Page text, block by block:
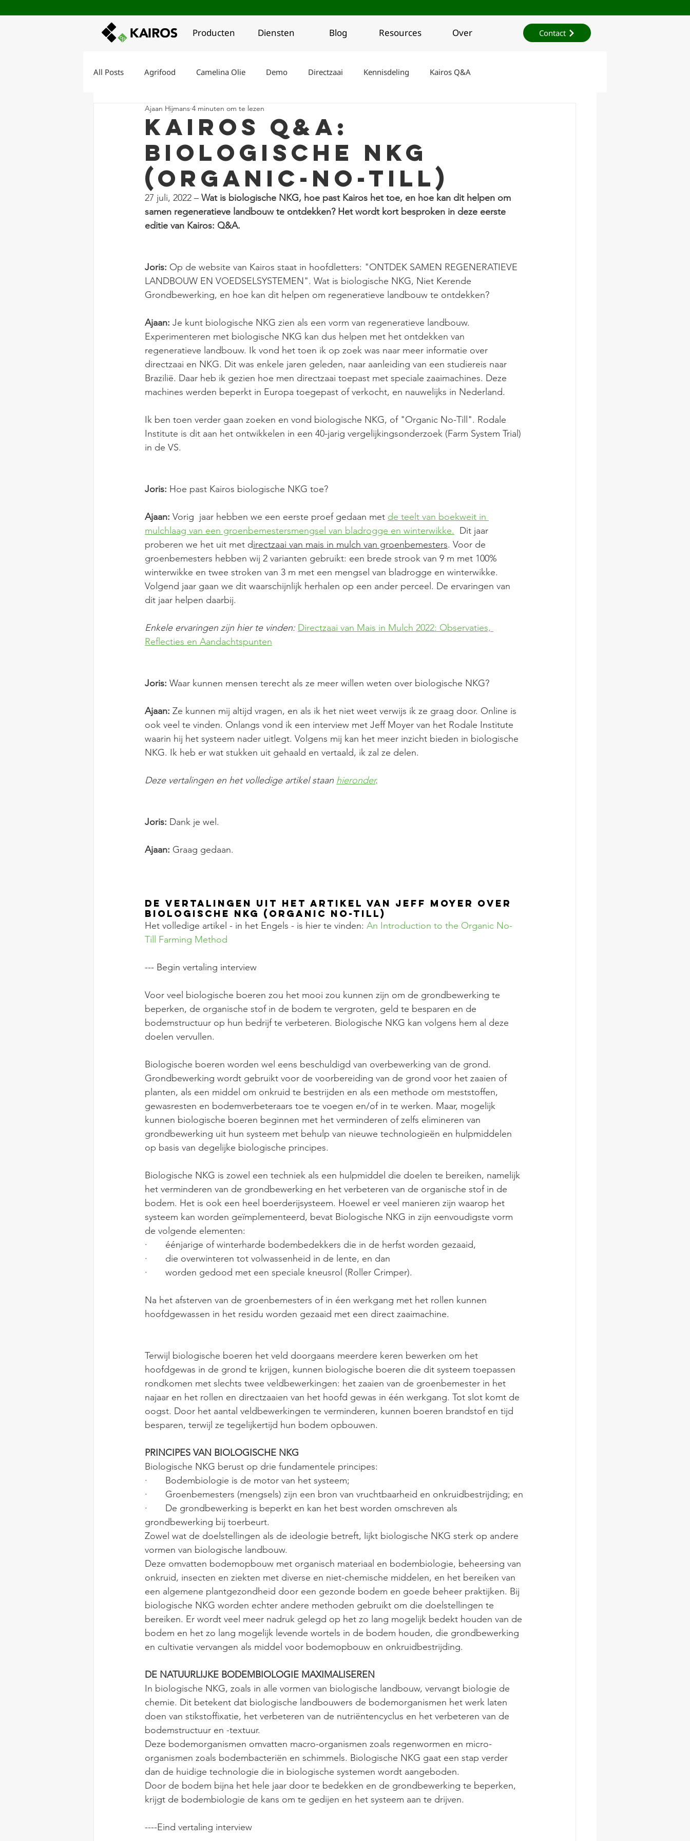
Producten Diensten Blog Resources Over Contact
All Posts Agrifood Camelina Olie Demo Directzaai Kennisdeling Kairos Q&A
Kairos Regeneratief Akkerland Kairos People
Korte keten ontwikkeling Voeding Landbouw
Kairos Q&A:
biologische NKG
(Organic-no-till)
Ajaan Hijmans 4 minuten om te lezen
27 juli, 2022 – Wat is biologische NKG, hoe past Kairos het toe, en hoe kan dit helpen om
samen regeneratieve landbouw te ontdekken? Het wordt kort besproken in deze eerste
editie van Kairos: Q&A.
Joris: Op de website van Kairos staat in hoofdletters: "ONTDEK SAMEN REGENERATIEVE
LANDBOUW EN VOEDSELSYSTEMEN". Wat is biologische NKG, Niet Kerende
Grondbewerking, en hoe kan dit helpen om regeneratieve landbouw te ontdekken?
Ajaan: Je kunt biologische NKG zien als een vorm van regeneratieve landbouw.
Experimenteren met biologische NKG kan dus helpen met het ontdekken van
regeneratieve landbouw. Ik vond het toen ik op zoek was naar meer informatie over
directzaai en NKG. Dit was enkele jaren geleden, naar aanleiding van een studiereis naar
Brazilië. Daar heb ik gezien hoe men directzaai toepast met speciale zaaimachines. Deze
machines werden beperkt in Europa toegepast of verkocht, en nauwelijks in Nederland.
Ik ben toen verder gaan zoeken en vond biologische NKG, of "Organic No-Till". Rodale
Institute is dit aan het ontwikkelen in een 40-jarig vergelijkingsonderzoek (Farm System Trial)
in de VS.
Joris: Hoe past Kairos biologische NKG toe?
Ajaan: Vorig  jaar hebben we een eerste proef gedaan met de teelt van boekweit in
mulchlaag van een groenbemestersmengsel van bladrogge en winterwikke.
  Dit jaar
proberen we het uit met directzaai van mais in mulch van groenbemesters. Voor de
groenbemesters hebben wij 2 varianten gebruikt: een brede strook van 9 m met 100%
winterwikke en twee stroken van 3 m met een mengsel van bladrogge en winterwikke.
Volgend jaar gaan we dit waarschijnlijk herhalen op een ander perceel. De ervaringen van
dit jaar helpen daarbij.
Enkele ervaringen zijn hier te vinden: Directzaai van Mais in Mulch 2022: Observaties,
Reflecties en Aandachtspunten
Joris: Waar kunnen mensen terecht als ze meer willen weten over biologische NKG?
Ajaan: Ze kunnen mij altijd vragen, en als ik het niet weet verwijs ik ze graag door. Online is
ook veel te vinden. Onlangs vond ik een interview met Jeff Moyer van het Rodale Institute
waarin hij het systeem nader uitlegt. Volgens mij kan het meer inzicht bieden in biologische
NKG. Ik heb er wat stukken uit gehaald en vertaald, ik zal ze delen.
Deze vertalingen en het volledige artikel staan hieronder.
Joris: Dank je wel.
Ajaan: Graag gedaan.
De vertalingen uit het artikel van Jeff Moyer over
biologische NKG (organic no-till)
Het volledige artikel - in het Engels - is hier te vinden: An Introduction to the Organic No-
Till Farming Method
--- Begin vertaling interview
Voor veel biologische boeren zou het mooi zou kunnen zijn om de grondbewerking te
beperken, de organische stof in de bodem te vergroten, geld te besparen en de
bodemstructuur op hun bedrijf te verbeteren. Biologische NKG kan volgens hem al deze
doelen vervullen.
Biologische boeren worden wel eens beschuldigd van overbewerking van de grond.
Grondbewerking wordt gebruikt voor de voorbereiding van de grond voor het zaaien of
planten, als een middel om onkruid te bestrijden en als een methode om meststoffen,
gewasresten en bodemverbeteraars toe te voegen en/of in te werken. Maar, mogelijk
kunnen biologische boeren beginnen met het verminderen of zelfs elimineren van
grondbewerking uit hun systeem met behulp van nieuwe technologieën en hulpmiddelen
op basis van degelijke biologische principes.
Biologische NKG is zowel een techniek als een hulpmiddel die doelen te bereiken, namelijk
het verminderen van de grondbewerking en het verbeteren van de organische stof in de
bodem. Het is ook een heel boerderijsysteem. Hoewel er veel manieren zijn waarop het
systeem kan worden geïmplementeerd, bevat Biologische NKG in zijn eenvoudigste vorm
de volgende elementen:
·       éénjarige of winterharde bodembedekkers die in de herfst worden gezaaid,
·       die overwinteren tot volwassenheid in de lente, en dan
·       worden gedood met een speciale kneusrol (Roller Crimper).
Na het afsterven van de groenbemesters of in éen werkgang met het rollen kunnen
hoofdgewassen in het residu worden gezaaid met een direct zaaimachine.
Terwijl biologische boeren het veld doorgaans meerdere keren bewerken om het
hoofdgewas in de grond te krijgen, kunnen biologische boeren die dit systeem toepassen
rondkomen met slechts twee veldbewerkingen: het zaaien van de groenbemester in het
najaar en het rollen en directzaaien van het hoofd gewas in één werkgang. Tot slot komt de
oogst. Door het aantal veldbewerkingen te verminderen, kunnen boeren brandstof en tijd
besparen, terwijl ze tegelijkertijd hun bodem opbouwen.
PRINCIPES VAN BIOLOGISCHE NKG
Biologische NKG berust op drie fundamentele principes:
·       Bodembiologie is de motor van het systeem;
·       Groenbemesters (mengsels) zijn een bron van vruchtbaarheid en onkruidbestrijding; en
·       De grondbewerking is beperkt en kan het best worden omschreven als
grondbewerking bij toerbeurt.
Zowel wat de doelstellingen als de ideologie betreft, lijkt biologische NKG sterk op andere
vormen van biologische landbouw.
Deze omvatten bodemopbouw met organisch materiaal en bodembiologie, beheersing van
onkruid, insecten en ziekten met diverse en niet-chemische middelen, en het bereiken van
een algemene plantgezondheid door een gezonde bodem en goede beheer praktijken. Bij
biologische NKG worden echter andere methoden gebruikt om die doelstellingen te
bereiken. Er wordt veel meer nadruk gelegd op het zo lang mogelijk bedekt houden van de
bodem en het zo lang mogelijk levende wortels in de bodem houden, die grondbewerking
en cultivatie vervangen als middel voor bodemopbouw en onkruidbestrijding.
DE NATUURLIJKE BODEMBIOLOGIE MAXIMALISEREN
In biologische NKG, zoals in alle vormen van biologische landbouw, vervangt biologie de
chemie. Dit betekent dat biologische landbouwers de bodemorganismen het werk laten
doen van stikstoffixatie, het verbeteren van de nutriëntencyclus en het verbeteren van de
bodemstructuur en -textuur.
Deze bodemorganismen omvatten macro-organismen zoals regenwormen en micro-
organismen zoals bodembacteriën en schimmels. Biologische NKG gaat een stap verder
dan de huidige technologie die in biologische systemen wordt aangeboden.
Door de bodem bijna het hele jaar door te bedekken en de grondbewerking te beperken,
krijgt de bodembiologie de kans om te gedijen en het systeem aan te drijven.
----Eind vertaling interview